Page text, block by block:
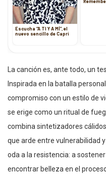
Escucha “A TI Y A MÍ”, el
nuevo sencillo de Capri
La canción es, ante todo, un
Inspirada en la batalla
compromiso con un estilo de
se erige como un ritual de
combina sintetizadores
que arde entre vulnerabilidad
oda a la resistencia: a
encontrar belleza en el